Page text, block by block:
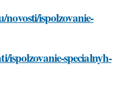
ispolzovanie-
ispolzovanie-specialnyh-